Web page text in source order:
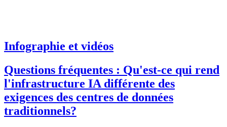
Infographie et vidéos
Questions fréquentes : Qu'est-ce qui rend
l'infrastructure IA différente des
exigences des centres de données
traditionnels?